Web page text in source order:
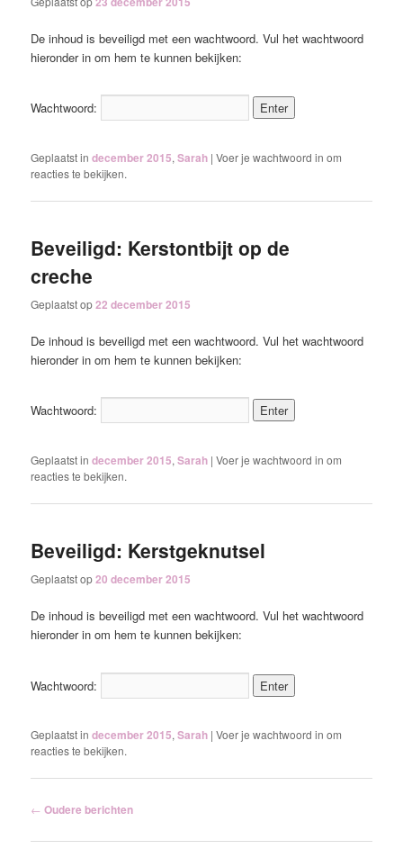
De inhoud is beveiligd met een wachtwoord. Vul het wachtwoord
hieronder in om hem te kunnen bekijken:
Wachtwoord:
Geplaatst in december 2015,Sarah |Voer je wachtwoord in om
reacties te bekijken.
Beveiligd: Kerstontbijt op de
creche
Geplaatst op22 december 2015
De inhoud is beveiligd met een wachtwoord. Vul het wachtwoord
hieronder in om hem te kunnen bekijken:
Wachtwoord:
Geplaatst in december 2015,Sarah |Voer je wachtwoord in om
reacties te bekijken.
Beveiligd: Kerstgeknutsel
Geplaatst op20 december 2015
De inhoud is beveiligd met een wachtwoord. Vul het wachtwoord
hieronder in om hem te kunnen bekijken:
Wachtwoord:
Geplaatst in december 2015,Sarah |Voer je wachtwoord in om
reacties te bekijken.
Berichtnavigatie
← Oudere berichten